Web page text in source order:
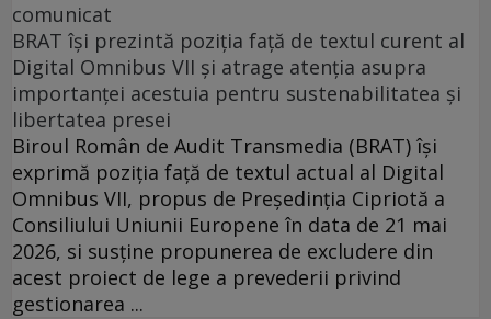
comunicat
BRAT își prezintă poziția față de textul curent al
Digital Omnibus VII și atrage atenția asupra
importanței acestuia pentru sustenabilitatea și
libertatea presei
Biroul Român de Audit Transmedia (BRAT) își
exprimă poziția față de textul actual al Digital
Omnibus VII, propus de Președinția Cipriotă a
Consiliului Uniunii Europene în data de 21 mai
2026, si susține propunerea de excludere din
acest proiect de lege a prevederii privind
gestionarea ...